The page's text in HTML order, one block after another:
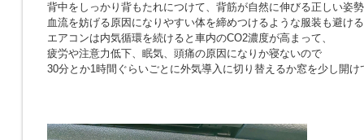
背中をしっかり背もたれにつけて、背筋が自然に伸びる正しい姿
血流を妨げる原因になりやすい体を締めつけるような服装も避け
エアコンは内気循環を続けると車内のCO2濃度が高まって、
疲労や注意力低下、眠気、頭痛の原因になりか寝ないので
30分とか1時間ぐらいごとに外気導入に切り替えるか窓を少し開け